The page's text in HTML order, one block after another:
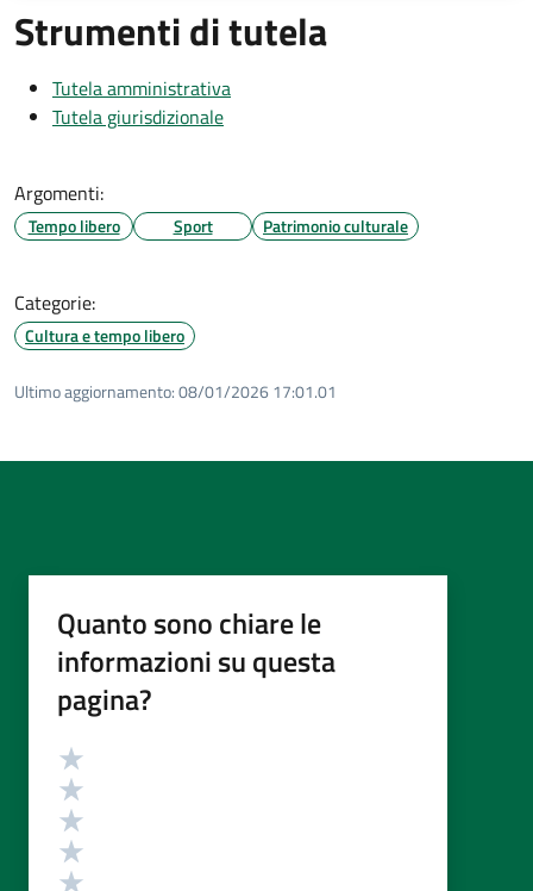
Strumenti di tutela
Tutela amministrativa
Tutela giurisdizionale
Argomenti:
Tempo libero Sport Patrimonio culturale
Categorie:
Cultura e tempo libero
Ultimo aggiornamento:08/01/2026 17:01.01
Quanto sono chiare le
informazioni su questa
pagina?
Valutazione